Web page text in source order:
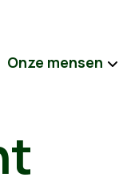
Onze mensen